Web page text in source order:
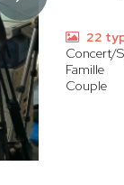
22
Concert/
Famille
Couple